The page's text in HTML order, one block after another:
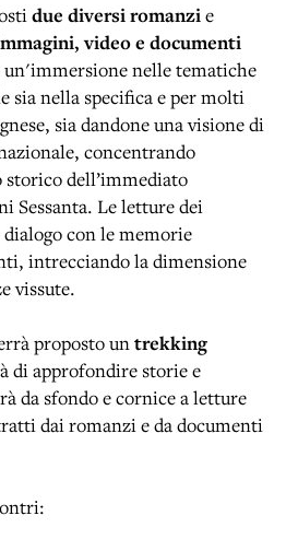
due diversi romanzie
video e documenti
nelle tematiche
sia nella specifica e per molti
sia dandone una visione di
concentrando
storico dell’immediato
Sessanta. Le letture dei
con le memorie
intrecciando la dimensione
vissute.
proposto untrekking
di approfondire storie e
da sfondo e cornice a letture
dai romanzi e da documenti